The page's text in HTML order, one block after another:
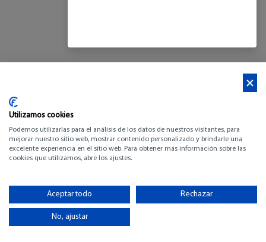
BENETEAU ANTARES
8 OB V2
-
Utilizamos cookies
Podemos utilizarlas para el análisis de los datos de nuestros visitantes, para
mejorar nuestro sitio web, mostrar contenido personalizado y brindarle una
excelente experiencia en el sitio web. Para obtener más información sobre las
cookies que utilizamos, abre los ajustes.
Aceptar todo Rechazar
No, ajustar